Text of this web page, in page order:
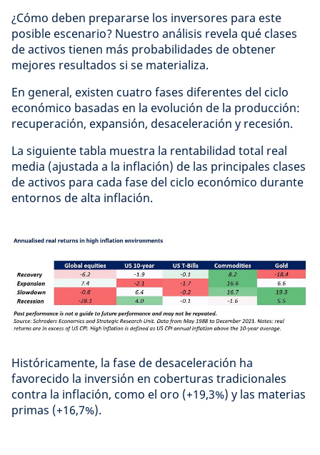
¿Cómo deben prepararse los inversores para este
posible escenario? Nuestro análisis revela qué clases
de activos tienen más probabilidades de obtener
mejores resultados si se materializa.
En general, existen cuatro fases diferentes del ciclo
económico basadas en la evolución de la producción:
recuperación, expansión, desaceleración y recesión.
La siguiente tabla muestra la rentabilidad total real
media (ajustada a la inflación) de las principales clases
de activos para cada fase del ciclo económico durante
entornos de alta inflación.
Históricamente, la fase de desaceleración ha
favorecido la inversión en coberturas tradicionales
contra la inflación, como el oro (+19,3%) y las materias
primas (+16,7%).